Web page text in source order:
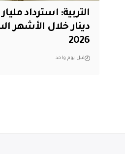
التربية: استرداد
دينار خلال الأشهر
2026
قبل يوم واحد